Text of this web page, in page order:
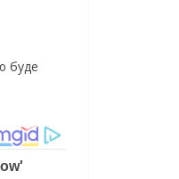
буде